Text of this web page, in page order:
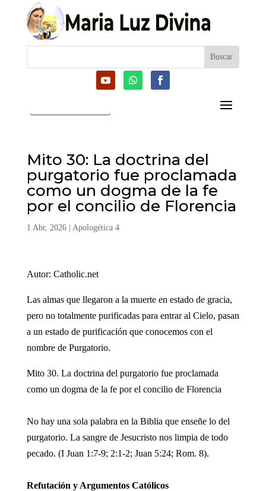
Mito 30: La doctrina del
purgatorio fue proclamada
como un dogma de la fe
por el concilio de Florencia
1 Abr, 2026| Apologética 4
Autor: Catholic.net
Las almas que llegaron a la muerte en estado de gracia,
pero no totalmente purificadas para entrar al Cielo, pasan
a un estado de purificación que conocemos con el
nombre de Purgatorio.
Mito 30. La doctrina del purgatorio fue proclamada
como un dogma de la fe por el concilio de Florencia
No hay una sola palabra en la Biblia que enseñe lo del
purgatorio. La sangre de Jesucristo nos limpia de todo
pecado. (I Juan 1:7-9; 2:1-2; Juan 5:24; Rom. 8).
Refutación y Argumentos Católicos